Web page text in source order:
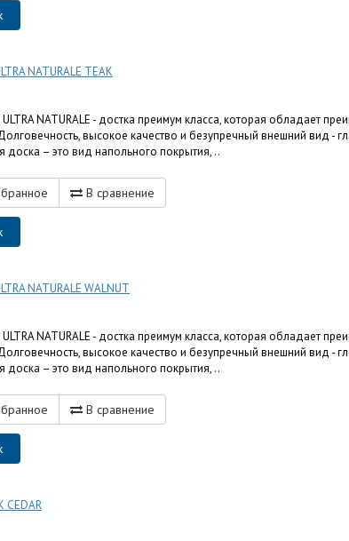
NATURALE TEAK
NATURALE - достка преимум класса, которая обладает
высокое качество и безупречный внешний вид -
доска – это вид напольного покрытия, ..
В сравнение
NATURALE WALNUT
NATURALE - достка преимум класса, которая обладает
высокое качество и безупречный внешний вид -
доска – это вид напольного покрытия, ..
В сравнение
CEDAR